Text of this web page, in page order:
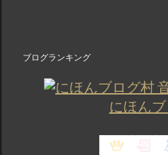
ブログランキング
にほん